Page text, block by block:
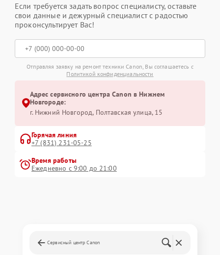
Если требуется задать вопрос специалисту, оставьте
свои данные и дежурный специалист с радостью
проконсультирует Вас!
Отправляя заявку на ремонт техники Canon, Вы соглашаетесь с
Политикой конфиденциальности
Адрес сервисного центра Canon в Нижнем
Новгороде:
г. Нижний Новгород, Полтавская улица, 15
Горячая линия
+7 (831) 231-05-25
Время работы
Ежедневно с 9:00 до 21:00
Сервисный центр Canon